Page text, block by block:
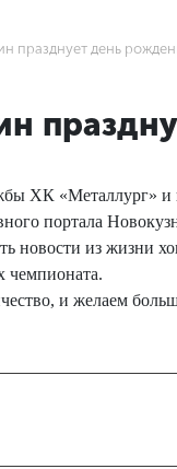
празднует день
ХК «Металлург»
портала
новости из жизни
чемпионата.
и желаем